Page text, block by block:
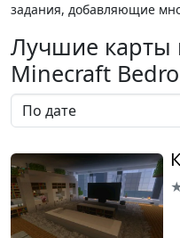
задания, добавляющие
Лучшие карты
Minecraft